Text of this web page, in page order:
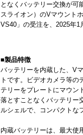
となくバッテリー交換が可
スライオン）のVマウント
VS40 」の受注を、 2025年1
■製品特徴
バッテリーを内蔵した、 V
トです。ビデオカメラ等
テリーをプレートにマウン
落とすことなくバッテリー
ルシェルで、コンパクトな
内蔵バッテリーは、最大使